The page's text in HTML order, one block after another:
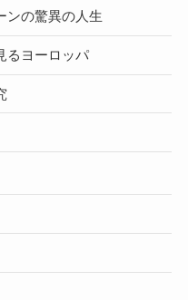
ンの驚異の人生
るヨーロッパ